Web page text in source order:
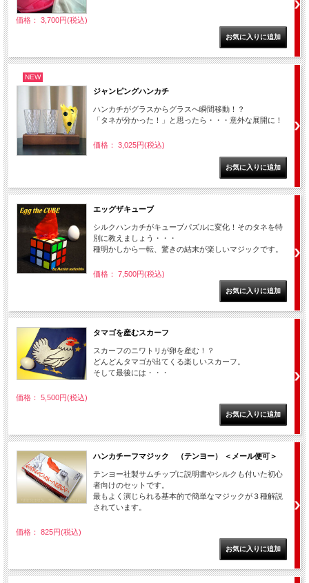
価格： 3,700円(税込)
NEW
ジャンピングハンカチ
ハンカチがグラスからグラスへ瞬間移動！？
「タネが分かった！」と思ったら・・・意外な展開に！
価格： 3,025円(税込)
エッグザキューブ
シルクハンカチがキューブパズルに変化！そのタネを特
別に教えましょう・・・
種明かしから一転、驚きの結末が楽しいマジックです。
価格： 7,500円(税込)
タマゴを産むスカーフ
スカーフのニワトリが卵を産む！？
どんどんタマゴが出てくる楽しいスカーフ。
そして最後には・・・
価格： 5,500円(税込)
ハンカチーフマジック （テンヨー） ＜メール便可＞
テンヨー社製サムチップに説明書やシルクも付いた初心
者向けのセットです。
最もよく演じられる基本的で簡単なマジックが３種解説
されています。
価格： 825円(税込)